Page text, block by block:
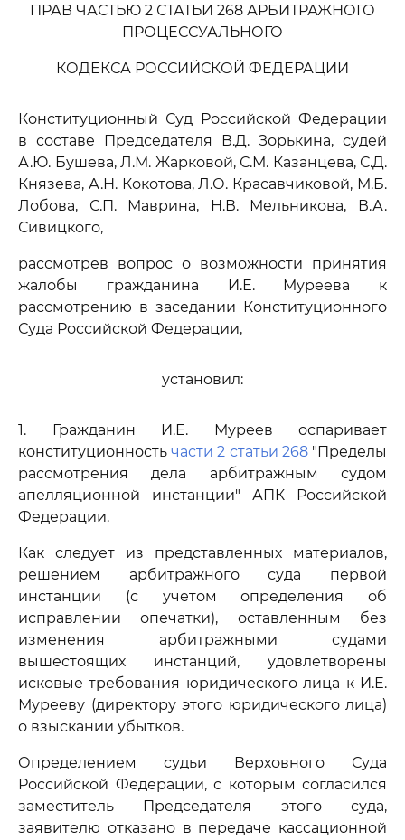
ПРАВ ЧАСТЬЮ 2 СТАТЬИ 268 АРБИТРАЖНОГО
ПРОЦЕССУАЛЬНОГО
КОДЕКСА РОССИЙСКОЙ ФЕДЕРАЦИИ
Конституционный Суд Российской Федерации
в составе Председателя В.Д. Зорькина, судей
А.Ю. Бушева, Л.М. Жарковой, С.М. Казанцева, С.Д.
Князева, А.Н. Кокотова, Л.О. Красавчиковой, М.Б.
Лобова, С.П. Маврина, Н.В. Мельникова, В.А.
Сивицкого,
рассмотрев вопрос о возможности принятия
жалобы гражданина И.Е. Муреева к
рассмотрению в заседании Конституционного
Суда Российской Федерации,
установил:
1. Гражданин И.Е. Муреев оспаривает
конституционностьчасти 2 статьи 268"Пределы
рассмотрения дела арбитражным судом
апелляционной инстанции" АПК Российской
Федерации.
Как следует из представленных материалов,
решением арбитражного суда первой
инстанции (с учетом определения об
исправлении опечатки), оставленным без
изменения арбитражными судами
вышестоящих инстанций, удовлетворены
исковые требования юридического лица к И.Е.
Мурееву (директору этого юридического лица)
о взыскании убытков.
Определением судьи Верховного Суда
Российской Федерации, с которым согласился
заместитель Председателя этого суда,
заявителю отказано в передаче кассационной